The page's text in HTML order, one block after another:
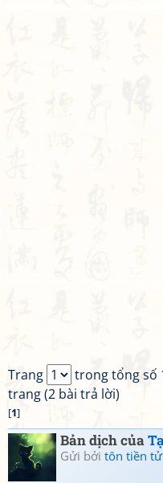
Trang
trong tổng số
trang (2 bài trả lời)
[1]
Bản dịch của
Gửi bởi tôn tiền tử